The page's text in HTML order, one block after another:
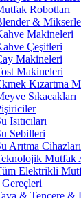
Robotları
&
Makineleri
Çeşitleri
Makineleri
Makineleri
Kızartma
Sıkacakları
Isıtıcıları
Sebilleri
Arıtma Cihazları
Mutfak
Elektrikli
& Tencere &